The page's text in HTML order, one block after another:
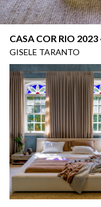
CASA COR RIO 2023
GISELE TARANTO